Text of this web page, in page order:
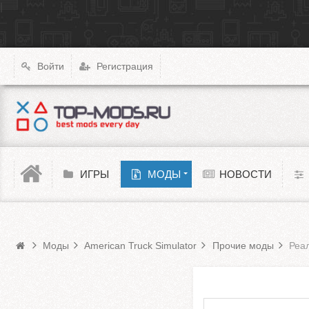
Войти Регистрация
Моды American Truck Simulator
ИГРЫ МОДЫ
XCOM: Chimera Squad
Cyberpunk 2077
Teardown
Melon Playground
Barotrauma НОВОСТИ
Моды American Truck Simulator Прочие моды